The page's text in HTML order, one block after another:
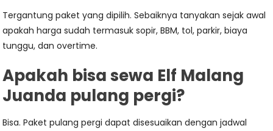
Tergantung paket yang dipilih. Sebaiknya tanyakan sejak awal
apakah harga sudah termasuk sopir, BBM, tol, parkir, biaya
tunggu, dan overtime.
Apakah bisa sewa Elf Malang
Juanda pulang pergi?
Bisa. Paket pulang pergi dapat disesuaikan dengan jadwal